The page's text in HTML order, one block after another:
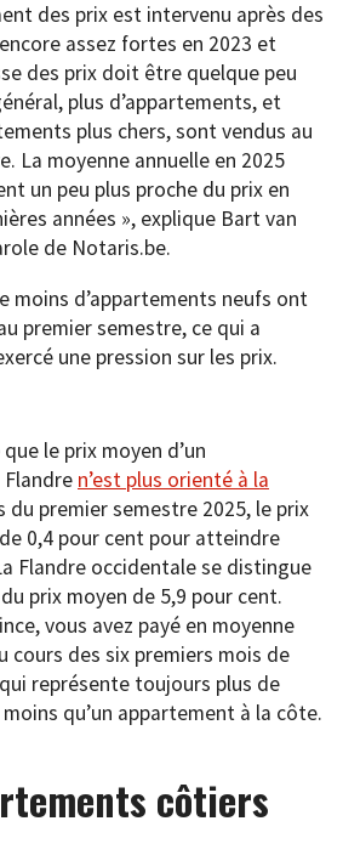
des prix est intervenu après des
assez fortes en 2023 et
des prix doit être quelque peu
plus d’appartements, et
plus chers, sont vendus au
La moyenne annuelle en 2025
un peu plus proche du prix en
années », explique Bart van
de Notaris.be.
moins d’appartements neufs ont
premier semestre, ce qui a
une pression sur les prix.
le prix moyen d’un
n’est plus orienté à la
du premier semestre 2025, le prix
0,4 pour cent pour atteindre
Flandre occidentale se distingue
prix moyen de 5,9 pour cent.
vous avez payé en moyenne
cours des six premiers mois de
représente toujours plus de
qu’un appartement à la côte.
côtiers